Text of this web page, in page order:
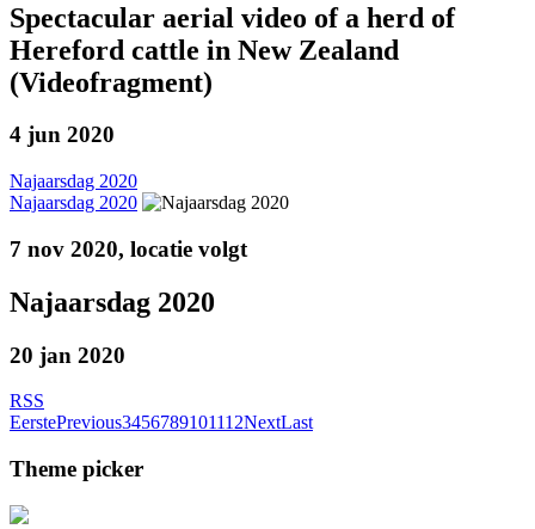
Spectacular aerial video of a herd of
Hereford cattle in New Zealand
(Videofragment)
4 jun 2020
Najaarsdag 2020
Najaarsdag 2020
7 nov 2020, locatie volgt
Najaarsdag 2020
20 jan 2020
RSS
EerstePrevious3456789101112NextLast
Theme picker